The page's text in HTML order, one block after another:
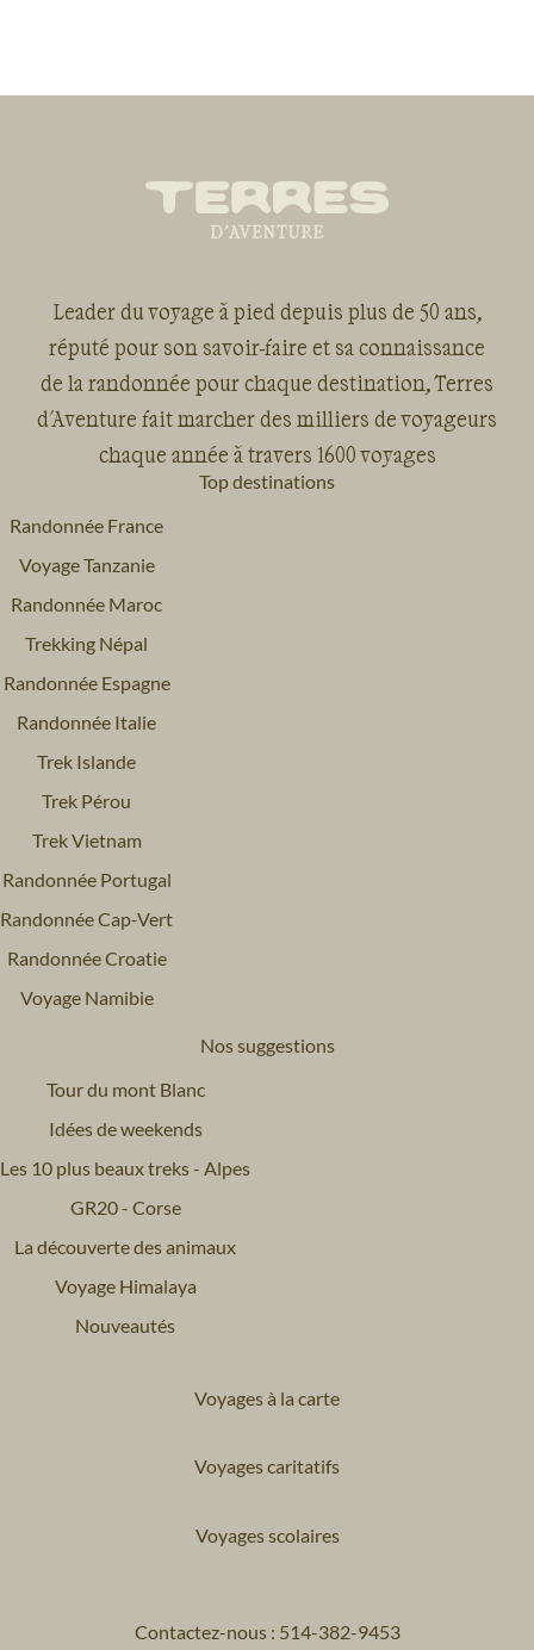
Leader du voyage à pied depuis plus de 50 ans,
réputé pour son savoir-faire et sa connaissance
de la randonnée pour chaque destination, Terres
d'Aventure fait marcher des milliers de voyageurs
chaque année à travers 1600 voyages
Top destinations
Randonnée France
Voyage Tanzanie
Randonnée Maroc
Trekking Népal
Randonnée Espagne
Randonnée Italie
Trek Islande
Trek Pérou
Trek Vietnam
Randonnée Portugal
Randonnée Cap-Vert
Randonnée Croatie
Voyage Namibie
Nos suggestions
Tour du mont Blanc
Idées de weekends
Les 10 plus beaux treks - Alpes
GR20 - Corse
La découverte des animaux
Voyage Himalaya
Nouveautés
Voyages à la carte
Voyages caritatifs
Voyages scolaires
Contactez-nous : 514-382-9453